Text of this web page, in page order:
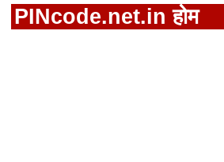
PINcode.net.in होम